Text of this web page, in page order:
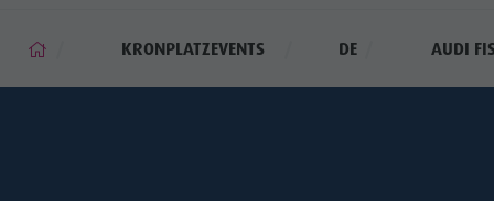
KRONPLATZEVENTS DE AUDI